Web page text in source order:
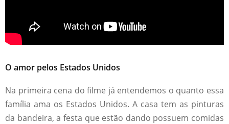
O amor pelos Estados Unidos
Na primeira cena do filme já entendemos o quanto essa
família ama os Estados Unidos. A casa tem as pinturas
da bandeira, a festa que estão dando possuem comidas